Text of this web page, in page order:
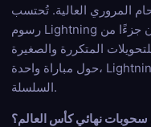
المروري العالية. تُحتسب
رسوم Lightning بالساتوشي لكل معاملة، وعادة ما تكون جزءًا من
المتكررة والصغيرة
حول مباراة واحدة، Lightning أسرع وأرخص بكثير من BTC على
السلسلة.
نهائي كأس العالم؟